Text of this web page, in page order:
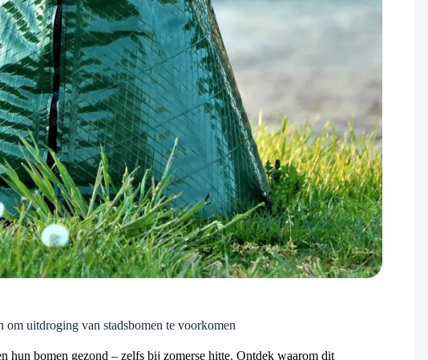
om uitdroging van stadsbomen te voorkomen
hun bomen gezond – zelfs bij zomerse hitte. Ontdek waarom dit